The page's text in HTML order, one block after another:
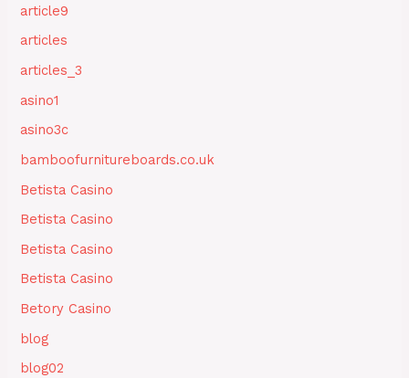
article9
articles
articles_3
asino1
asino3c
bamboofurnitureboards.co.uk
Betista Casino
Betista Casino
Betista Casino
Betista Casino
Betory Casino
blog
blog02